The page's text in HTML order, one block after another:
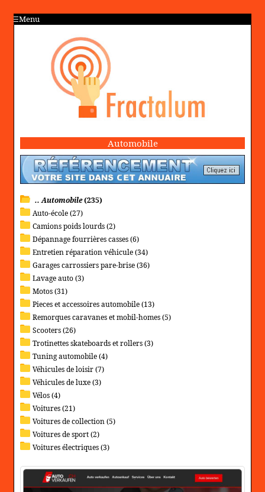
Menu
Automobile
.. Automobile(235)
Auto-école (27)
Camions poids lourds (2)
Dépannage fourrières casses (6)
Entretien réparation véhicule (34)
Garages carrossiers pare-brise (36)
Lavage auto (3)
Motos (31)
Pieces et accessoires automobile (13)
Remorques caravanes et mobil-homes (5)
Scooters (26)
Trotinettes skateboards et rollers (3)
Tuning automobile (4)
Véhicules de loisir (7)
Véhicules de luxe (3)
Vélos (4)
Voitures (21)
Voitures de collection (5)
Voitures de sport (2)
Voitures électriques (3)